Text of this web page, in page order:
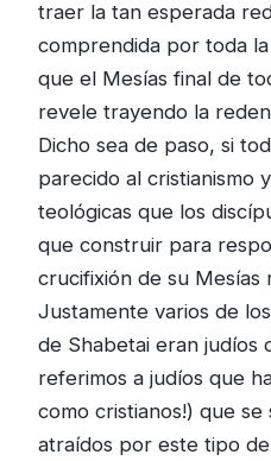
traer la tan esperada
comprendida por toda
que el Mesías final de
revele trayendo la
Dicho sea de paso, si
parecido al cristianismo
teológicas que los
que construir para
crucifixión de su Mesías
Justamente varios de
de Shabetai eran judíos
referimos a judíos que
como cristianos!) que
atraídos por este tipo de